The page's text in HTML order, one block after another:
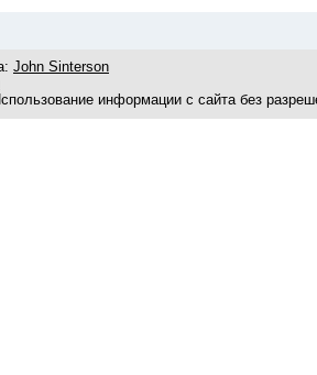
John Sinterson
информации с сайта без